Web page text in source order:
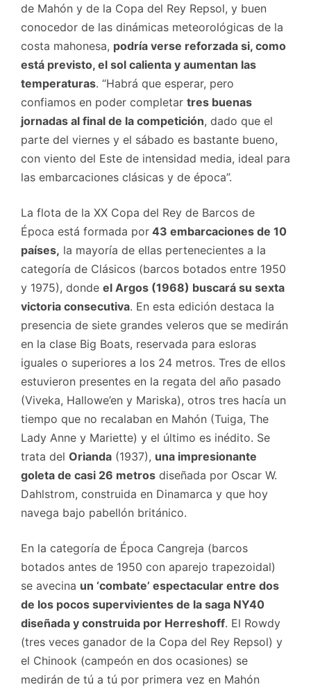
de Mahón y de la Copa del Rey Repsol, y buen
conocedor de las dinámicas meteorológicas de la
costa mahonesa, podría verse reforzada si, como
está previsto, el sol calienta y aumentan las
temperaturas. “Habrá que esperar, pero
confiamos en poder completar tres buenas
jornadas al final de la competición, dado que el
parte del viernes y el sábado es bastante bueno,
con viento del Este de intensidad media, ideal para
las embarcaciones clásicas y de época”.
La flota de la XX Copa del Rey de Barcos de
Época está formada por 43 embarcaciones de 10
países, la mayoría de ellas pertenecientes a la
categoría de Clásicos (barcos botados entre 1950
y 1975), donde el Argos (1968) buscará su sexta
victoria consecutiva. En esta edición destaca la
presencia de siete grandes veleros que se medirán
en la clase Big Boats, reservada para esloras
iguales o superiores a los 24 metros. Tres de ellos
estuvieron presentes en la regata del año pasado
(Viveka, Hallowe’en y Mariska), otros tres hacía un
tiempo que no recalaban en Mahón (Tuiga, The
Lady Anne y Mariette) y el último es inédito. Se
trata del Orianda (1937), una impresionante
goleta de casi 26 metros diseñada por Oscar W.
Dahlstrom, construida en Dinamarca y que hoy
navega bajo pabellón británico.
En la categoría de Época Cangreja (barcos
botados antes de 1950 con aparejo trapezoidal)
se avecina un ‘combate’ espectacular entre dos
de los pocos supervivientes de la saga NY40
diseñada y construida por Herreshoff. El Rowdy
(tres veces ganador de la Copa del Rey Repsol) y
el Chinook (campeón en dos ocasiones) se
medirán de tú a tú por primera vez en Mahón